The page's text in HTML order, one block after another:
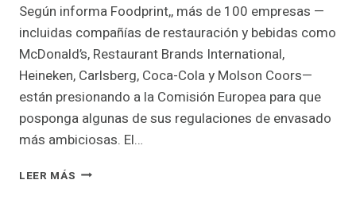
Según informa Foodprint,, más de 100 empresas —
incluidas compañías de restauración y bebidas como
McDonald’s, Restaurant Brands International,
Heineken, Carlsberg, Coca-Cola y Molson Coors—
están presionando a la Comisión Europea para que
posponga algunas de sus regulaciones de envasado
más ambiciosas. El…
LEER MÁS LA